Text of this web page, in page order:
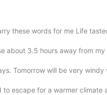
these words for me Life
about 3.5 hours away from my
Tomorrow will be very windy
escape for a warmer climate